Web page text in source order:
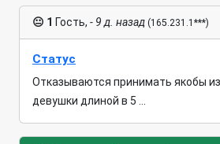
😐 1 Гость, - 9 д. назад (165.231.1***)
Статус
Отказываются принимать якобы
девушки длиной в 5 ...